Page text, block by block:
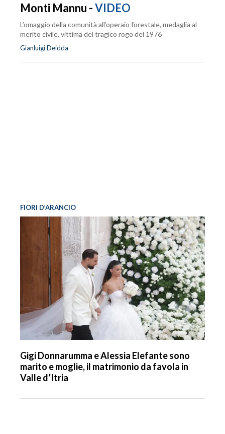
Monti Mannu -VIDEO
L’omaggio della comunità all’operaio forestale, medaglia al
merito civile, vittima del tragico rogo del 1976
Gianluigi Deidda
FIORI D’ARANCIO
Gigi Donnarumma e Alessia Elefante sono
marito e moglie, il matrimonio da favola in
Valle d’Itria